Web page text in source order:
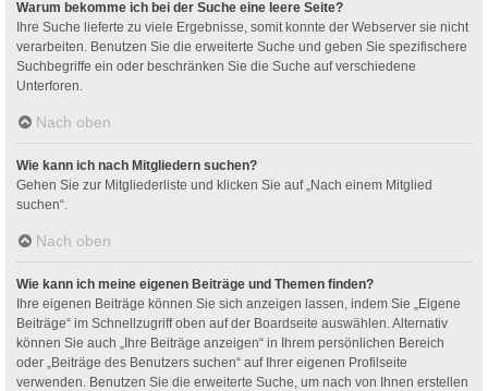
Warum bekomme ich bei der Suche eine leere Seite?
Ihre Suche lieferte zu viele Ergebnisse, somit konnte der Webserver sie nicht
verarbeiten. Benutzen Sie die erweiterte Suche und geben Sie spezifischere
Suchbegriffe ein oder beschränken Sie die Suche auf verschiedene
Unterforen.
Nach oben
Wie kann ich nach Mitgliedern suchen?
Gehen Sie zur Mitgliederliste und klicken Sie auf „Nach einem Mitglied
suchen“.
Nach oben
Wie kann ich meine eigenen Beiträge und Themen finden?
Ihre eigenen Beiträge können Sie sich anzeigen lassen, indem Sie „Eigene
Beiträge“ im Schnellzugriff oben auf der Boardseite auswählen. Alternativ
können Sie auch „Ihre Beiträge anzeigen“ in Ihrem persönlichen Bereich
oder „Beiträge des Benutzers suchen“ auf Ihrer eigenen Profilseite
verwenden. Benutzen Sie die erweiterte Suche, um nach von Ihnen erstellen